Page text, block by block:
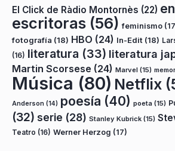
El Click de Ràdio Montornès (22)
escritoras (56) feminismo
fotografía (18) HBO (24) In-Edit (18)
(16) literatura (33) literatura
Martin Scorsese (24) Marvel (15)
Música (80) Netflix
Anderson (14) poesía (40) poeta (15)
(32) serie (28) Stanley Kubrick (15)
Teatro (16) Werner Herzog (17)